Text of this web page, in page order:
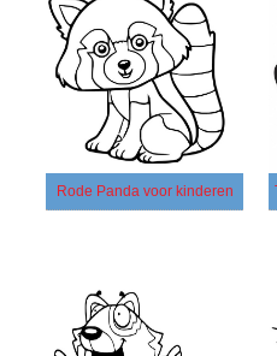
Rode Panda voor kinderen